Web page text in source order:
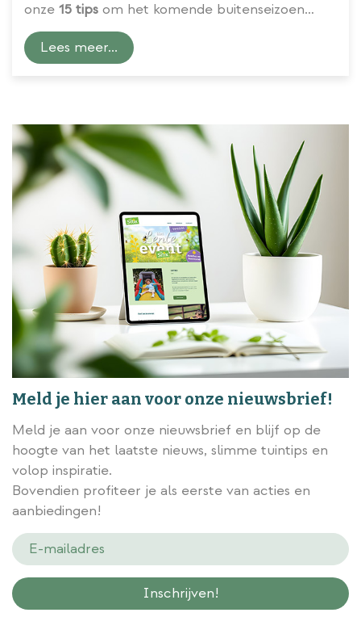
onze 15 tips om het komende buitenseizoen
volop te kunnen genieten van alles wat groeit
en bloeit.
Lees meer...
Meld je hier aan voor onze nieuwsbrief!
Meld je aan voor onze nieuwsbrief en blijf op de
hoogte van het laatste nieuws, slimme tuintips en
volop inspiratie.
Bovendien profiteer je als eerste van acties en
aanbiedingen!